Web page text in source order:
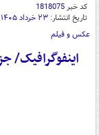
کد خبر1818075
تاریخ انتشار: ۲۳ خرداد ۱۴۰۵ - ۱۵:۳۰
عکس و فیلم
اینفوگرافیک/